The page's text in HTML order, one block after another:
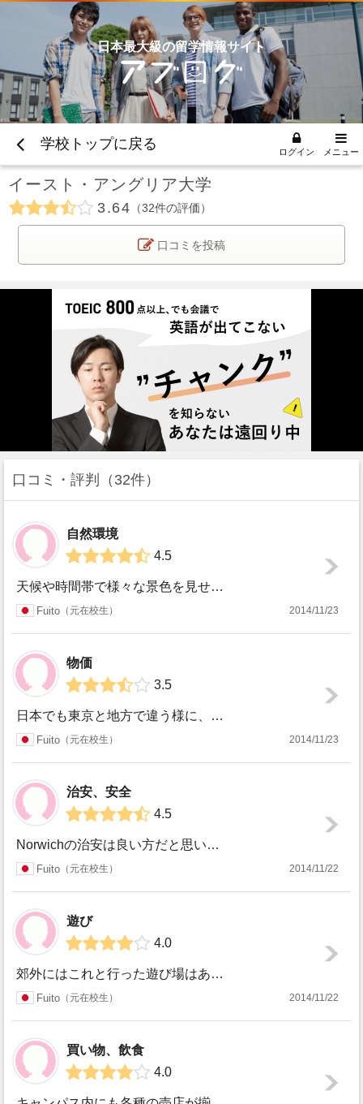
日本最大級の留学情報サイト
学校トップに戻る ログイン メニュー
イースト・アングリア大学
3.64 32件の評価
口コミを投稿
口コミ・評判 32件
自然環境
4.5
天候や時間帯で様々な景色を見せてくれるNorwichの自然が好きでした。晴れた日には爽快なほど映える芝生の大地と森、霧のかかった早朝の草原、毎日見ても飽き...
Fuito 元在校生 2014/11/23
物価
3.5
日本でも東京と地方で違う様に、ノーリッジをロンドンと比較すると物価は大分安い感じです。ロンドンに留学した友人と比べて、家賃は差が大きかった記憶がありますし...
Fuito 元在校生 2014/11/23
治安、安全
4.5
Norwichの治安は良い方だと思います。夜に出歩いたことも沢山ありますが、怖い思いをしたことがありません。街ではちょった事件があった様子はありましたが、...
Fuito 元在校生 2014/11/22
遊び
4.0
郊外にはこれと行った遊び場はありませんが、散歩も気持ちいいです。草原はあるので、草サッカー、野球、フリスビーなどは出来ます。 特にサッカーは盛んなので、ボ...
Fuito 元在校生 2014/11/22
買い物、飲食
4.0